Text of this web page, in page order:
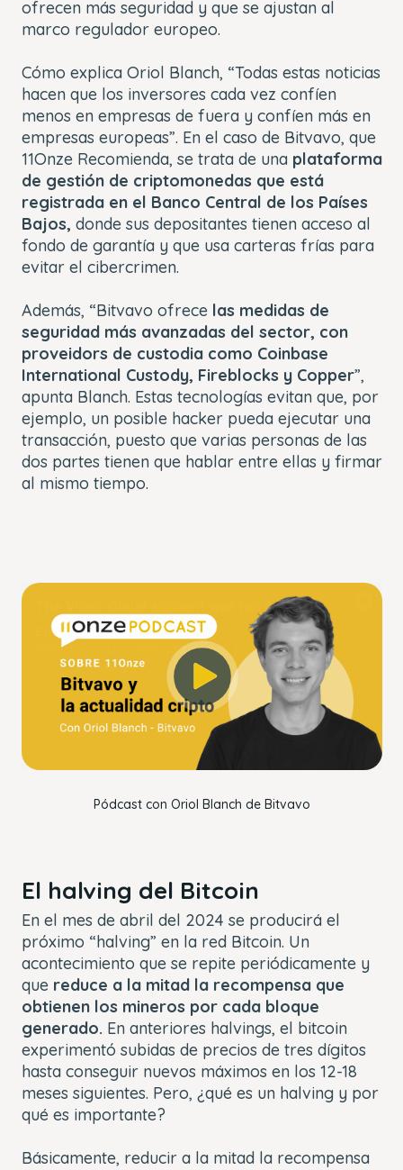
ofrecen más seguridad y que se ajustan al
marco regulador europeo.
Cómo explica Oriol Blanch, “Todas estas noticias
hacen que los inversores cada vez confíen
menos en empresas de fuera y confíen más en
empresas europeas”. En el caso de Bitvavo, que
11Onze Recomienda, se trata de una plataforma
de gestión de criptomonedas que está
registrada en el Banco Central de los Países
Bajos, donde sus depositantes tienen acceso al
fondo de garantía y que usa carteras frías para
evitar el cibercrimen.
Además, “Bitvavo ofrece las medidas de
seguridad más avanzadas del sector, con
proveidors de custodia como Coinbase
International Custody, Fireblocks y Copper”,
apunta Blanch. Estas tecnologías evitan que, por
ejemplo, un posible hacker pueda ejecutar una
transacción, puesto que varias personas de las
dos partes tienen que hablar entre ellas y firmar
al mismo tiempo.
Pódcast con Oriol Blanch de Bitvavo
This
modal
window.
The Video Cloud account was not found.
Error Code:
VIDEO_CLOUD_ERR_ACCOUNT_NOT_FOUND
2026-08-07:393270e5f4966417f2de867e
Player Element ID:
player_6343971672112
OK
El halving del Bitcoin
En el mes de abril del 2024 se producirá el
próximo “halving” en la red Bitcoin. Un
acontecimiento que se repite periódicamente y
que reduce a la mitad la recompensa que
obtienen los mineros por cada bloque
generado. En anteriores halvings, el bitcoin
experimentó subidas de precios de tres dígitos
hasta conseguir nuevos máximos en los 12-18
meses siguientes. Pero, ¿qué es un halving y por
qué es importante?
Básicamente, reducir a la mitad la recompensa